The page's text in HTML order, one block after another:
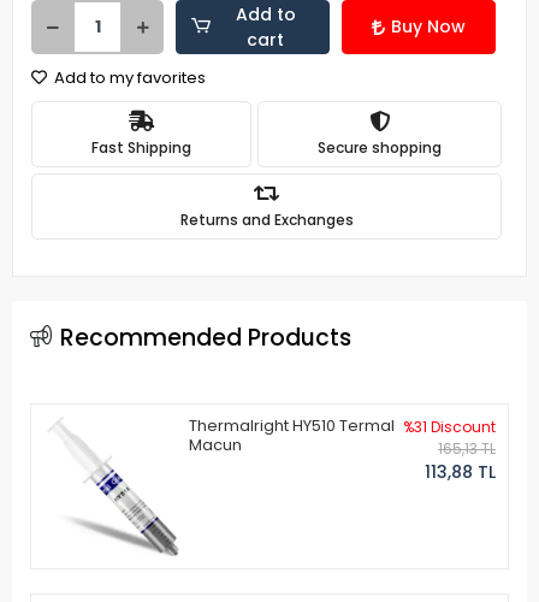
Add to
cart
Buy Now
Add to my favorites
Fast Shipping Secure shopping
Returns and Exchanges
Recommended Products
Thermalright HY510 Termal
Macun
%31 Discount
165,13 TL
113,88 TL